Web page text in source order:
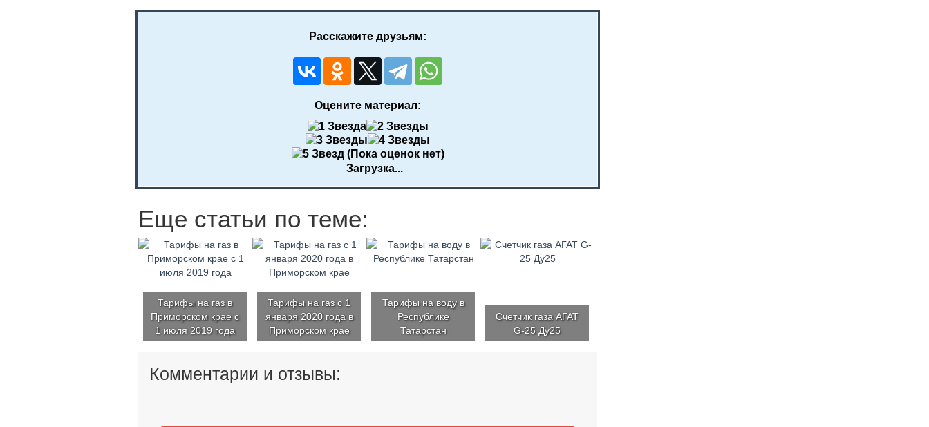
Расскажите друзьям:
Оцените материал:
(Пока оценок нет)
Загрузка...
Еще статьи по теме:
Тарифы на газ в
Приморском крае с
1 июля 2019 года
Тарифы на газ с 1
января 2020 года в
Приморском крае
Тарифы на воду в
Республике
Татарстан
Счетчик газа АГАТ
G-25 Ду25
Комментарии и отзывы: